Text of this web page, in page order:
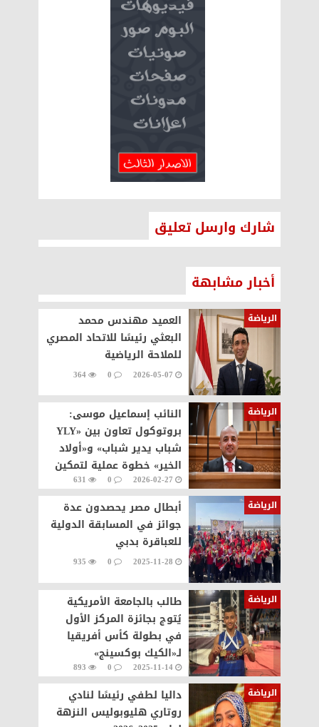
شارك وارسل تعليق
أخبار مشابهة
الرياضة
العميد مهندس محمد
البعثي رئيسًا للاتحاد المصري
للملاحة الرياضية
2026-05-07
0
364
الرياضة
النائب إسماعيل موسى:
بروتوكول تعاون بين «YLY
شباب يدير شباب» و«أولاد
الخير» خطوة عملية لتمكين
الشباب وتعزيز الشراكة
المجتمعية
2026-02-27
0
631
الرياضة
أبطال مصر يحصدون عدة
جوائز في المسابقة الدولية
للعباقرة بدبي
2025-11-28
0
935
الرياضة
طالب بالجامعة الأمريكية
يُتوج بجائزة المركز الأول
في بطولة كأس أفريقيا
لـ«الكيك بوكسينج»
2025-11-14
0
893
الرياضة
داليا لطفي رئيسًا لنادي
روتاري هليوبوليس النزهة